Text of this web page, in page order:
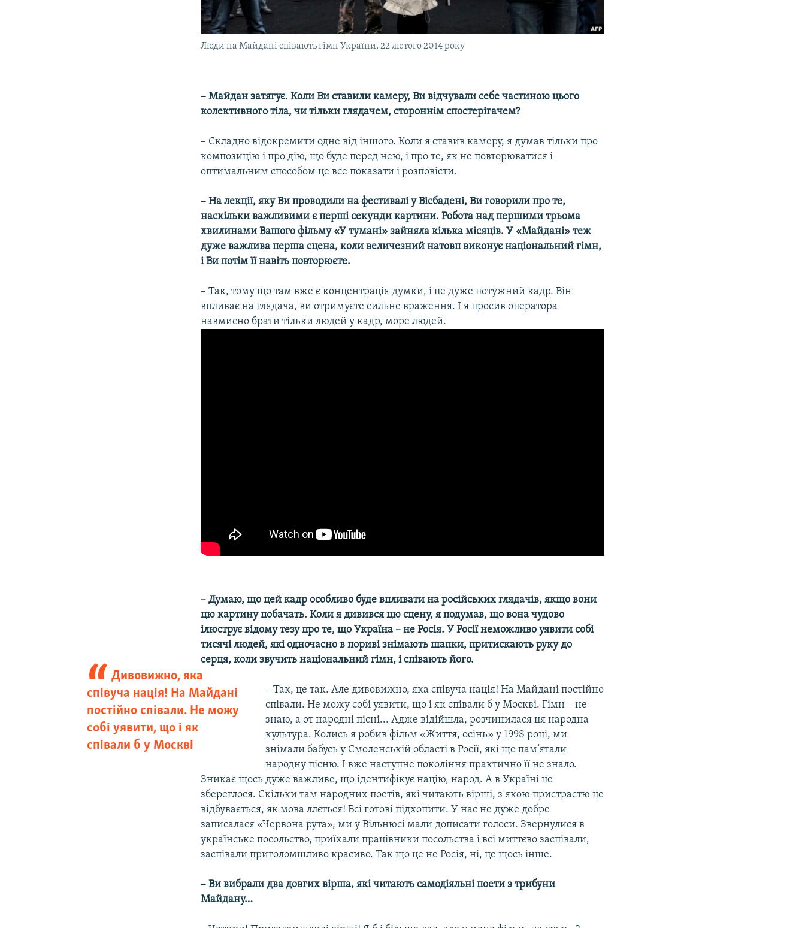
Люди на Майдані співають гімн України, 22 лютого 2014 року
– Майдан затягує. Коли Ви ставили камеру, Ви відчували себе частиною цього
колективного тіла, чи тільки глядачем, стороннім спостерігачем?
– Складно відокремити одне від іншого. Коли я ставив камеру, я думав тільки про
композицію і про дію, що буде перед нею, і про те, як не повторюватися і
оптимальним способом це все показати і розповісти.
– На лекції, яку Ви проводили на фестивалі у Вісбадені, Ви говорили про те,
наскільки важливими є перші секунди картини. Робота над першими трьома
хвилинами Вашого фільму «У тумані» зайняла кілька місяців. У «Майдані» теж
дуже важлива перша сцена, коли величезний натовп виконує національний гімн,
і Ви потім її навіть повторюєте.
– Так, тому що там вже є концентрація думки, і це дуже потужний кадр. Він
впливає на глядача, ви отримуєте сильне враження. І я просив оператора
навмисно брати тільки людей у кадр, море людей.
– Думаю, що цей кадр особливо буде впливати на російських глядачів, якщо вони
цю картину побачать. Коли я дивився цю сцену, я подумав, що вона чудово
ілюструє відому тезу про те, що Україна – не Росія. У Росії неможливо уявити собі
тисячі людей, які одночасно в пориві знімають шапки, притискають руку до
серця, коли звучить національний гімн, і співають його.
Дивовижно, яка
співуча нація! На Майдані
постійно співали. Не можу
собі уявити, що і як
співали б у Москві
– Так, це так. Але дивовижно, яка співуча нація! На Майдані постійно
співали. Не можу собі уявити, що і як співали б у Москві. Гімн – не
знаю, а от народні пісні... Адже відійшла, розчинилася ця народна
культура. Колись я робив фільм «Життя, осінь» у 1998 році, ми
знімали бабусь у Смоленській області в Росії, які ще пам’ятали
народну пісню. І вже наступне покоління практично її не знало.
Зникає щось дуже важливе, що ідентифікує націю, народ. А в Україні це
збереглося. Скільки там народних поетів, які читають вірші, з якою пристрастю це
відбувається, як мова ллється! Всі готові підхопити. У нас не дуже добре
записалася «Червона рута», ми у Вільнюсі мали дописати голоси. Звернулися в
українське посольство, приїхали працівники посольства і всі миттєво заспівали,
заспівали приголомшливо красиво. Так що це не Росія, ні, це щось інше.
– Ви вибрали два довгих вірша, які читають самодіяльні поети з трибуни
Майдану…